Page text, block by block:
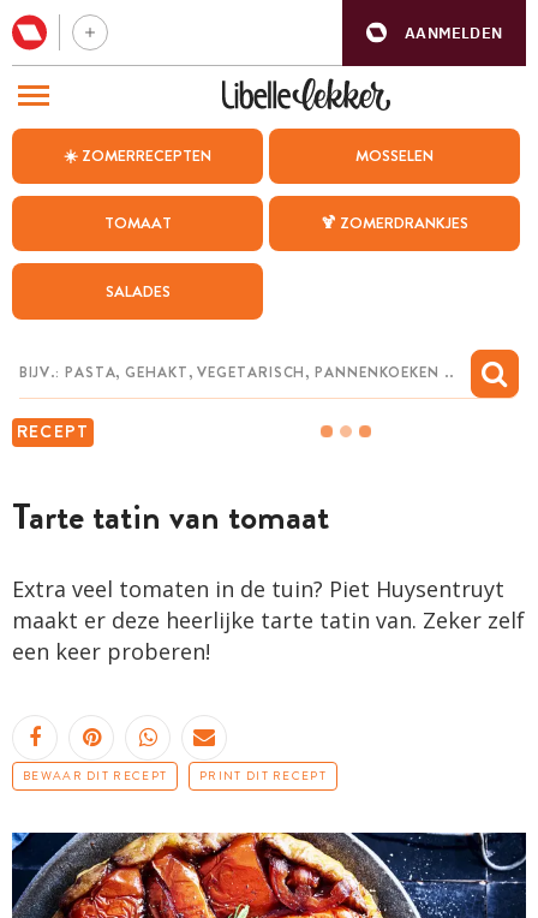
AANMELDEN
☀️ ZOMERRECEPTEN MOSSELEN
TOMAAT 🍹 ZOMERDRANKJES
SALADES
RECEPT
Tarte tatin van tomaat
Extra veel tomaten in de tuin? Piet Huysentruyt
maakt er deze heerlijke tarte tatin van. Zeker zelf
een keer proberen!
BEWAAR DIT RECEPT PRINT DIT RECEPT
BEZOEK ONZE ANDERE WEBSITES
WEEKMENU
CHAT MET MAIA
MIJN BEWAARDE RECEPTEN